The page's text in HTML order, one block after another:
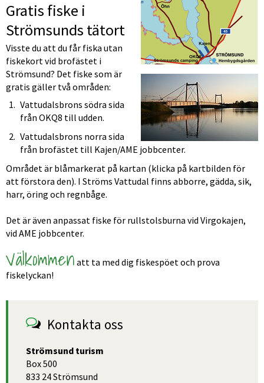
Gratis fiske i
Strömsunds tätort
Visste du att du får fiska utan
fiskekort vid brofästet i
Strömsund? Det fiske som är
gratis gäller två områden:
Vattudalsbrons södra sida
från OKQ8 till udden.
Vattudalsbrons norra sida
från brofästet till Kajen/AME jobbcenter.
Området är blåmarkerat på kartan (klicka på kartbilden för
att förstora den). I Ströms Vattudal finns abborre, gädda, sik,
harr, öring och regnbåge.
Det är även anpassat fiske för rullstolsburna vid Virgokajen,
vid AME jobbcenter.
Välkommen att ta med dig fiskespöet och prova
fiskelyckan!
Kontakta oss
Strömsund turism
Box 500
833 24 Strömsund